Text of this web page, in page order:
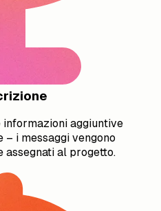
informazioni aggiuntive
i messaggi vengono
al progetto.